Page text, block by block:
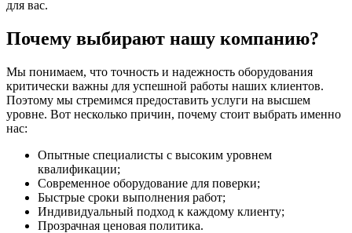
для вас.
Почему выбирают нашу компанию?
Мы понимаем, что точность и надежность оборудования
критически важны для успешной работы наших клиентов.
Поэтому мы стремимся предоставить услуги на высшем
уровне. Вот несколько причин, почему стоит выбрать именно
нас:
Опытные специалисты с высоким уровнем
квалификации;
Современное оборудование для поверки;
Быстрые сроки выполнения работ;
Индивидуальный подход к каждому клиенту;
Прозрачная ценовая политика.